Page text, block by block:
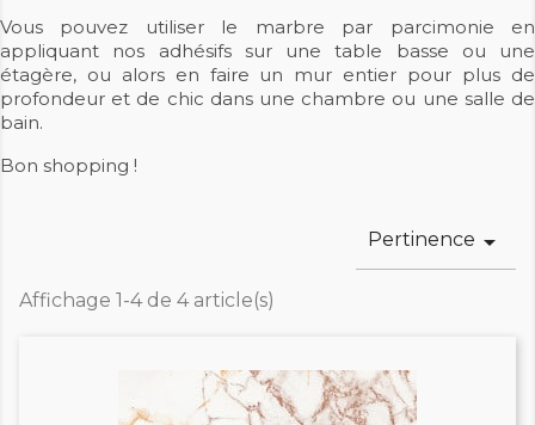
Vous pouvez utiliser le marbre par parcimonie en
appliquant nos adhésifs sur une table basse ou une
étagère, ou alors en faire un mur entier pour plus de
profondeur et de chic dans une chambre ou une salle de
bain.
Bon shopping !
Pertinence 
Affichage 1-4 de 4 article(s)